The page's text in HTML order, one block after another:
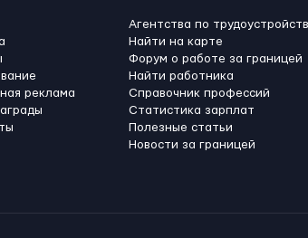
реклама
Агентства по
Найти на карте
Форум о работе за границей
Найти работника
Справочник профессий
Статистика зарплат
Полезные статьи
Новости за границей